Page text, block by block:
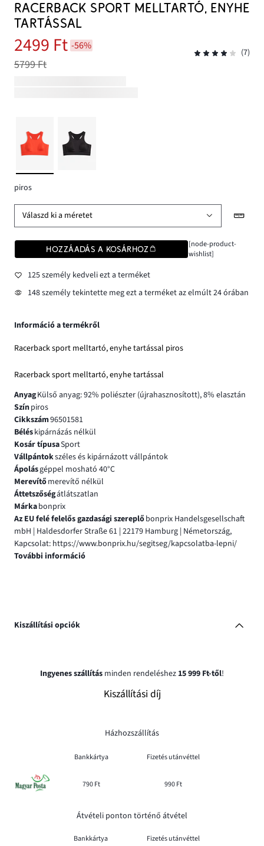
RACERBACK SPORT MELLTARTÓ, ENYHE
TARTÁSSAL
2499 Ft -56%
5799 Ft
(7)
piros
Válaszd ki a méretet
HOZZÁADÁS A KOSÁRHOZ
[node-product-
wishlist]
125 személy kedveli ezt a terméket
148 személy tekintette meg ezt a terméket az elmúlt 24 órában
Információ a termékről
Racerback sport melltartó, enyhe tartással piros
Racerback sport melltartó, enyhe tartással
AnyagKülső anyag: 92% poliészter (újrahasznosított), 8% elasztán
Színpiros
Cikkszám96501581
Béléskipárnázás nélkül
Kosár típusaSport
Vállpántokszéles és kipárnázott vállpántok
Ápolásgéppel mosható 40°C
Merevítőmerevítő nélkül
Áttetszőségátlátszatlan
Márkabonprix
Az EU felé felelős gazdasági szereplőbonprix Handelsgesellschaft
mbH | Haldesdorfer Straße 61 | 22179 Hamburg | Németország,
Kapcsolat: https://www.bonprix.hu/segitseg/kapcsolatba-lepni/
További információ
Kiszállítási opciók
Ingyenes szállítás minden rendeléshez 15 999 Ft-től!
Kiszállítási díj
Házhozszállítás
Bankkártya Fizetés utánvéttel
790 Ft 990 Ft
Átvételi ponton történő átvétel
Bankkártya Fizetés utánvéttel